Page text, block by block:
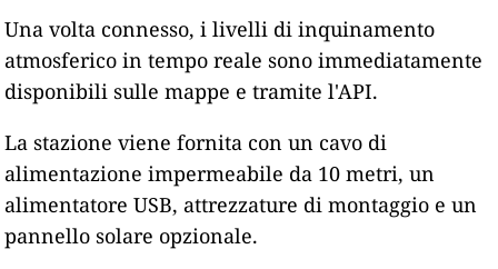
Una volta connesso, i livelli di inquinamento
atmosferico in tempo reale sono immediatamente
disponibili sulle mappe e tramite l'API.
La stazione viene fornita con un cavo di
alimentazione impermeabile da 10 metri, un
alimentatore USB, attrezzature di montaggio e un
pannello solare opzionale.